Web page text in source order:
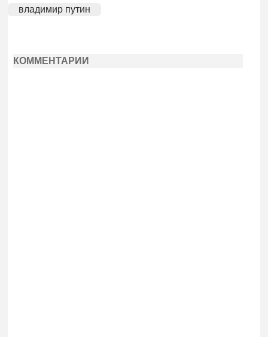
владимир путин
КОММЕНТАРИИ